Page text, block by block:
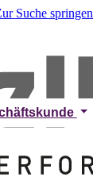
Suche springen